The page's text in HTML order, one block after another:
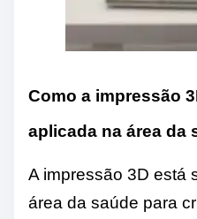
Como a impressão
aplicada na área da
A impressão 3D está
área da saúde para